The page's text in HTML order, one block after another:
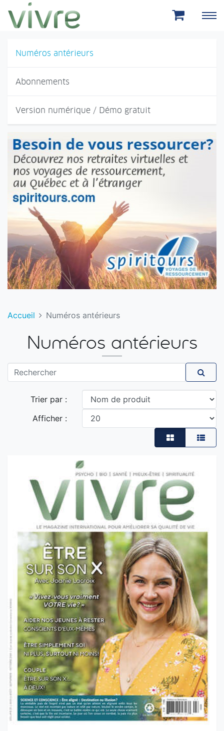
Aller au menu principal
Aller au contenu principal
Numéros antérieurs
Abonnements
Version numérique / Démo gratuit
Accueil Numéros antérieurs
Trier par :
Afficher :
VOL 25 NO 3 - AUTOMNE 2026
ÊTRE SUR SON X